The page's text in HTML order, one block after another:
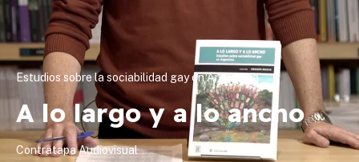
Estudios sobre la sociabilidad gay en Argentina
A lo largo y a lo ancho
Contratapa Audiovisual